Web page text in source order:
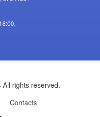
rights reserved.
Contacts